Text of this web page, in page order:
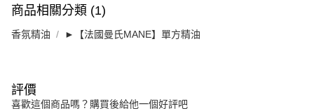
商品相關分類 (1)
香氛精油 ►【法國曼氏MANE】單方精油
評價
喜歡這個商品嗎？購買後給他一個好評吧